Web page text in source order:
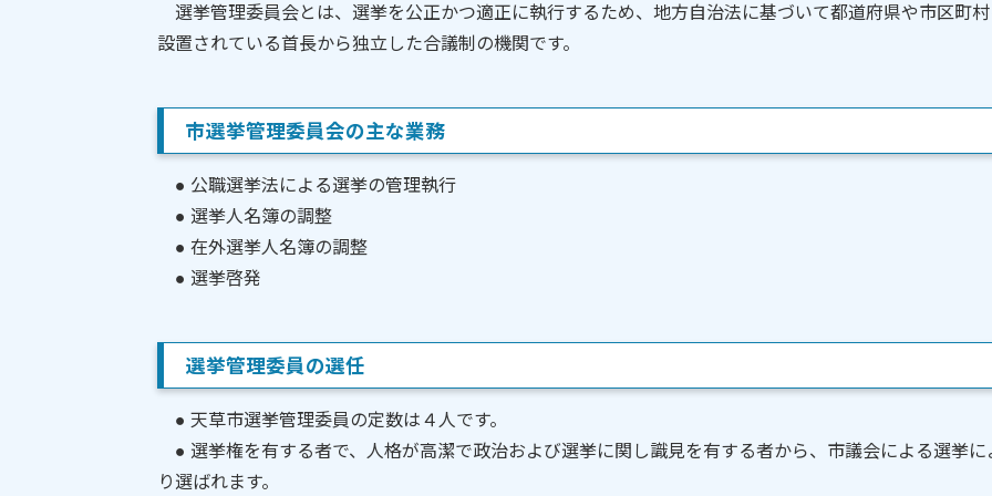
選挙管理委員会とは、選挙を公正かつ適正に執行するため、地方自治法に基づいて都道府県や市区町
設置されている首長から独立した合議制の機関です。
市選挙管理委員会の主な業務
● 公職選挙法による選挙の管理執行
● 選挙人名簿の調整
● 在外選挙人名簿の調整
● 選挙啓発
選挙管理委員の選任
● 天草市選挙管理委員の定数は４人です。
● 選挙権を有する者で、人格が高潔で政治および選挙に関し識見を有する者から、市議会による選挙に
り選ばれます。